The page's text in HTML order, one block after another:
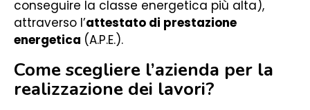
conseguire la classe energetica più alta),
attraverso l’attestato di prestazione
energetica (A.P.E.).
Come scegliere l’azienda per la
realizzazione dei lavori?